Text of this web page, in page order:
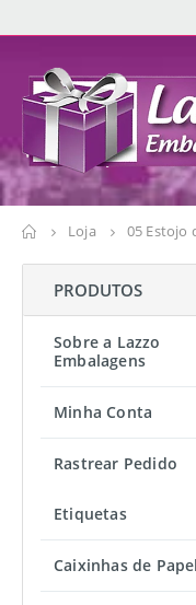
Loja 05 Estojo
PRODUTOS
Sobre a Lazzo
Embalagens
Minha Conta
Rastrear Pedido
Etiquetas
Caixinhas de